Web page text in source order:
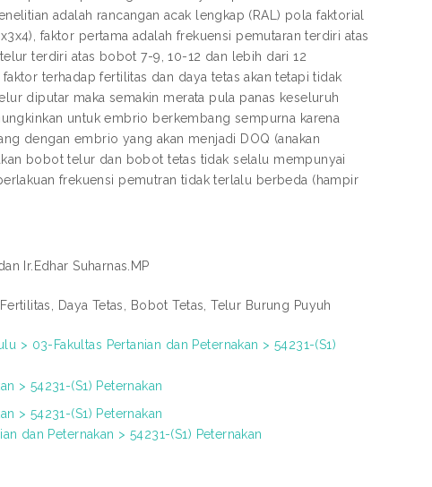
adalah rancangan acak lengkap (RAL) pola faktorial
faktor pertama adalah frekuensi pemutaran terdiri atas
terdiri atas bobot 7-9, 10-12 dan lebih dari 12
terhadap fertilitas dan daya tetas akan tetapi tidak
diputar maka semakin merata pula panas keseluruh
untuk embrio berkembang sempurna karena
dengan embrio yang akan menjadi DOQ (anakan
bobot telur dan bobot tetas tidak selalu mempunyai
frekuensi pemutran tidak terlalu berbeda (hampir
Ir.Edhar Suharnas.MP
Daya Tetas, Bobot Tetas, Telur Burung Puyuh
> 03-Fakultas Pertanian dan Peternakan > 54231-(S1)
> 54231-(S1) Peternakan
> 54231-(S1) Peternakan
dan Peternakan > 54231-(S1) Peternakan